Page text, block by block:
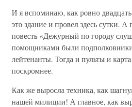
И я вспоминаю, как ровно
это здание и провел здесь сутки. А
повесть «Дежурный по городу
помощниками были
лейтенанты. Тогда и пульты и
поскромнее.
Как же выросла техника, как
нашей милиции! А главное, как